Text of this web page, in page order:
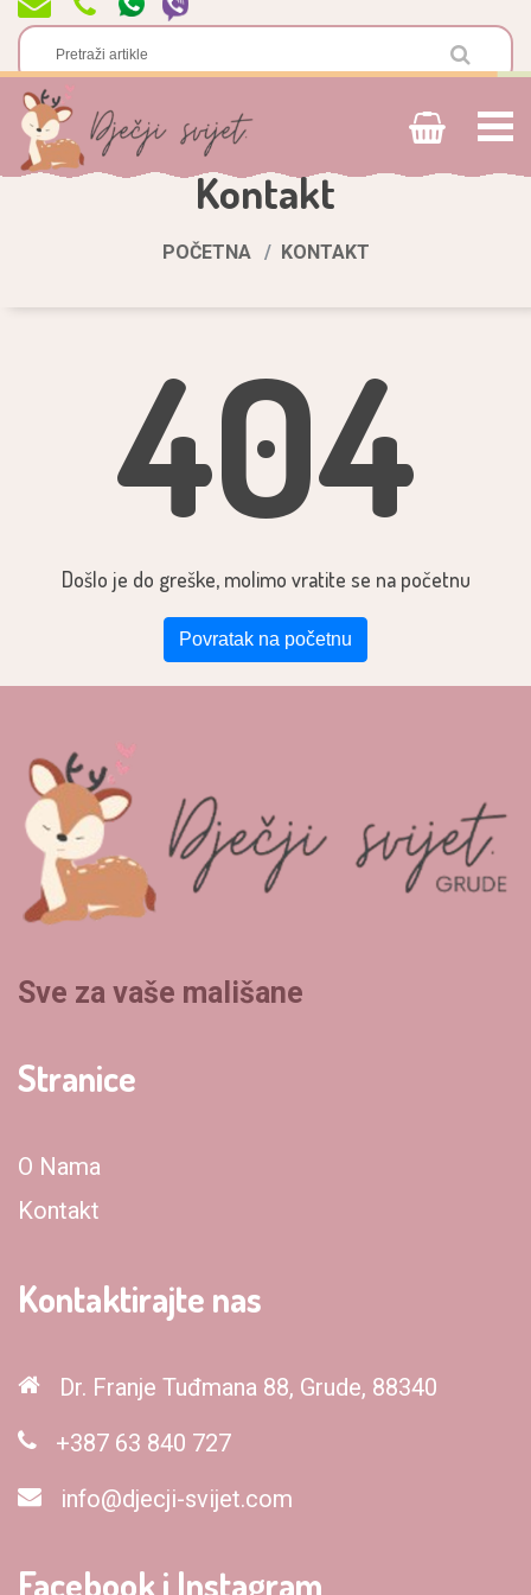
Kontakt
POČETNA KONTAKT
404
Došlo je do greške, molimo vratite se na početnu
Povratak na početnu
Sve za vaše mališane
Stranice
O Nama
Kontakt
Kontaktirajte nas
Dr. Franje Tuđmana 88, Grude, 88340
+387 63 840 727
info@djecji-svijet.com
Facebook i Instagram